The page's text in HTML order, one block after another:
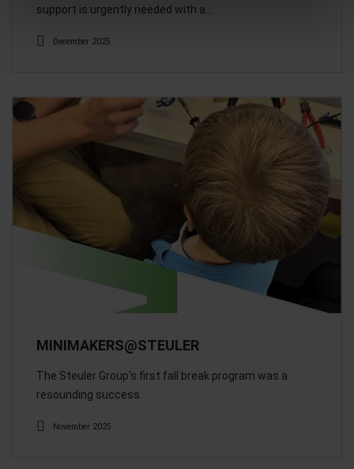
support is urgently needed with a…
December 2025
MINIMAKERS@STEULER
The Steuler Group's first fall break program was a
resounding success.
November 2025